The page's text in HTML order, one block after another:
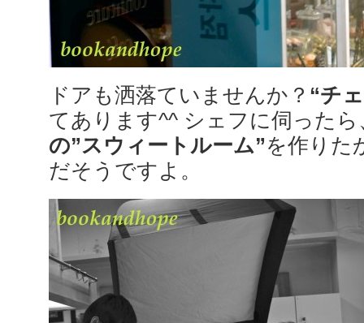
ドアも洒落ていませんか？ “チ
てあります^^ シェフに伺った
の”スウィートルーム”を作りた
だそうですよ。